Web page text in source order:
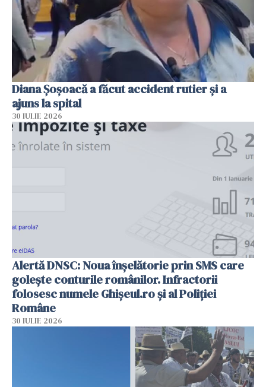
Diana Șoșoacă a făcut accident rutier și a
ajuns la spital
30 IULIE 2026
Alertă DNSC: Noua înșelătorie prin SMS care
golește conturile românilor. Infractorii
folosesc numele Ghișeul.ro și al Poliției
Române
30 IULIE 2026